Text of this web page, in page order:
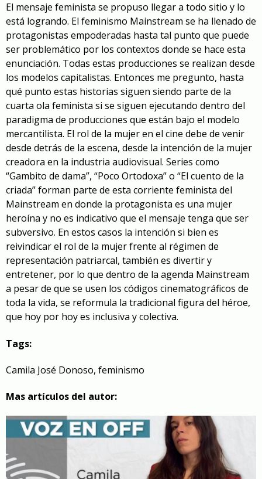
El mensaje feminista se propuso llegar a todo sitio y lo
está logrando. El feminismo Mainstream se ha llenado de
protagonistas empoderadas hasta tal punto que puede
ser problemático por los contextos donde se hace esta
enunciación. Todas estas producciones se realizan desde
los modelos capitalistas. Entonces me pregunto, hasta
qué punto estas historias siguen siendo parte de la
cuarta ola feminista si se siguen ejecutando dentro del
paradigma de producciones que están bajo el modelo
mercantilista. El rol de la mujer en el cine debe de venir
desde detrás de la escena, desde la intención de la mujer
creadora en la industria audiovisual. Series como
“Gambito de dama”, “Poco Ortodoxa” o “El cuento de la
criada” forman parte de esta corriente feminista del
Mainstream en donde la protagonista es una mujer
heroína y no es indicativo que el mensaje tenga que ser
subversivo. En estos casos la intención si bien es
reivindicar el rol de la mujer frente al régimen de
representación patriarcal, también es divertir y
entretener, por lo que dentro de la agenda Mainstream
a pesar de que se usen los códigos cinematográficos de
toda la vida, se reformula la tradicional figura del héroe,
que hoy por hoy es inclusiva y colectiva.
Tags:
Camila José Donoso, feminismo
Mas artículos del autor: